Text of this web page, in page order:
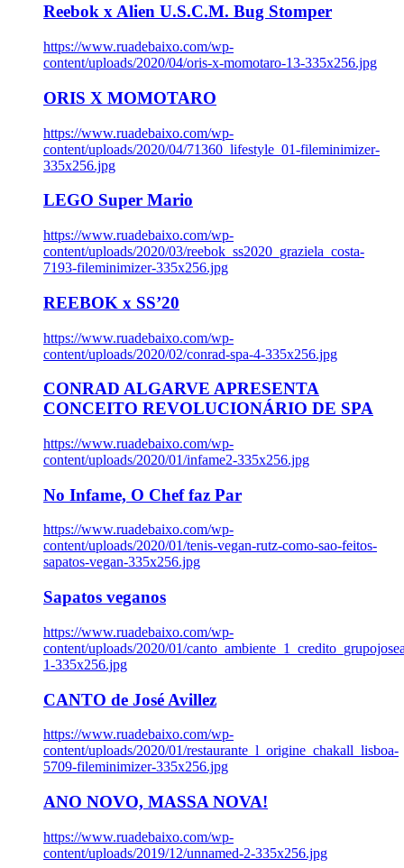
Reebok x Alien U.S.C.M. Bug Stomper
https://www.ruadebaixo.com/wp-
content/uploads/2020/04/oris-x-momotaro-13-335x256.jpg
ORIS X MOMOTARO
https://www.ruadebaixo.com/wp-
content/uploads/2020/04/71360_lifestyle_01-fileminimizer-
335x256.jpg
LEGO Super Mario
https://www.ruadebaixo.com/wp-
content/uploads/2020/03/reebok_ss2020_graziela_costa-
7193-fileminimizer-335x256.jpg
REEBOK x SS’20
https://www.ruadebaixo.com/wp-
content/uploads/2020/02/conrad-spa-4-335x256.jpg
CONRAD ALGARVE APRESENTA
CONCEITO REVOLUCIONÁRIO DE SPA
https://www.ruadebaixo.com/wp-
content/uploads/2020/01/infame2-335x256.jpg
No Infame, O Chef faz Par
https://www.ruadebaixo.com/wp-
content/uploads/2020/01/tenis-vegan-rutz-como-sao-feitos-
sapatos-vegan-335x256.jpg
Sapatos veganos
https://www.ruadebaixo.com/wp-
content/uploads/2020/01/
1-335x256.jpg
CANTO de José Avillez
https://www.ruadebaixo.com/wp-
content/uploads/2020/01/restaurante_l_origine_chakall_lisboa-
5709-fileminimizer-335x256.jpg
ANO NOVO, MASSA NOVA!
https://www.ruadebaixo.com/wp-
content/uploads/2019/12/unnamed-2-335x256.jpg